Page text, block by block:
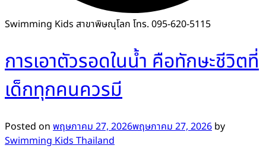
Swimming Kids สาขาพิษณุโลก โทร. 095-620-5115
การเอาตัวรอดในน้ำ คือทักษะชีวิตที่
เด็กทุกคนควรมี
Posted on พฤษภาคม 27, 2026พฤษภาคม 27, 2026 by
Swimming Kids Thailand